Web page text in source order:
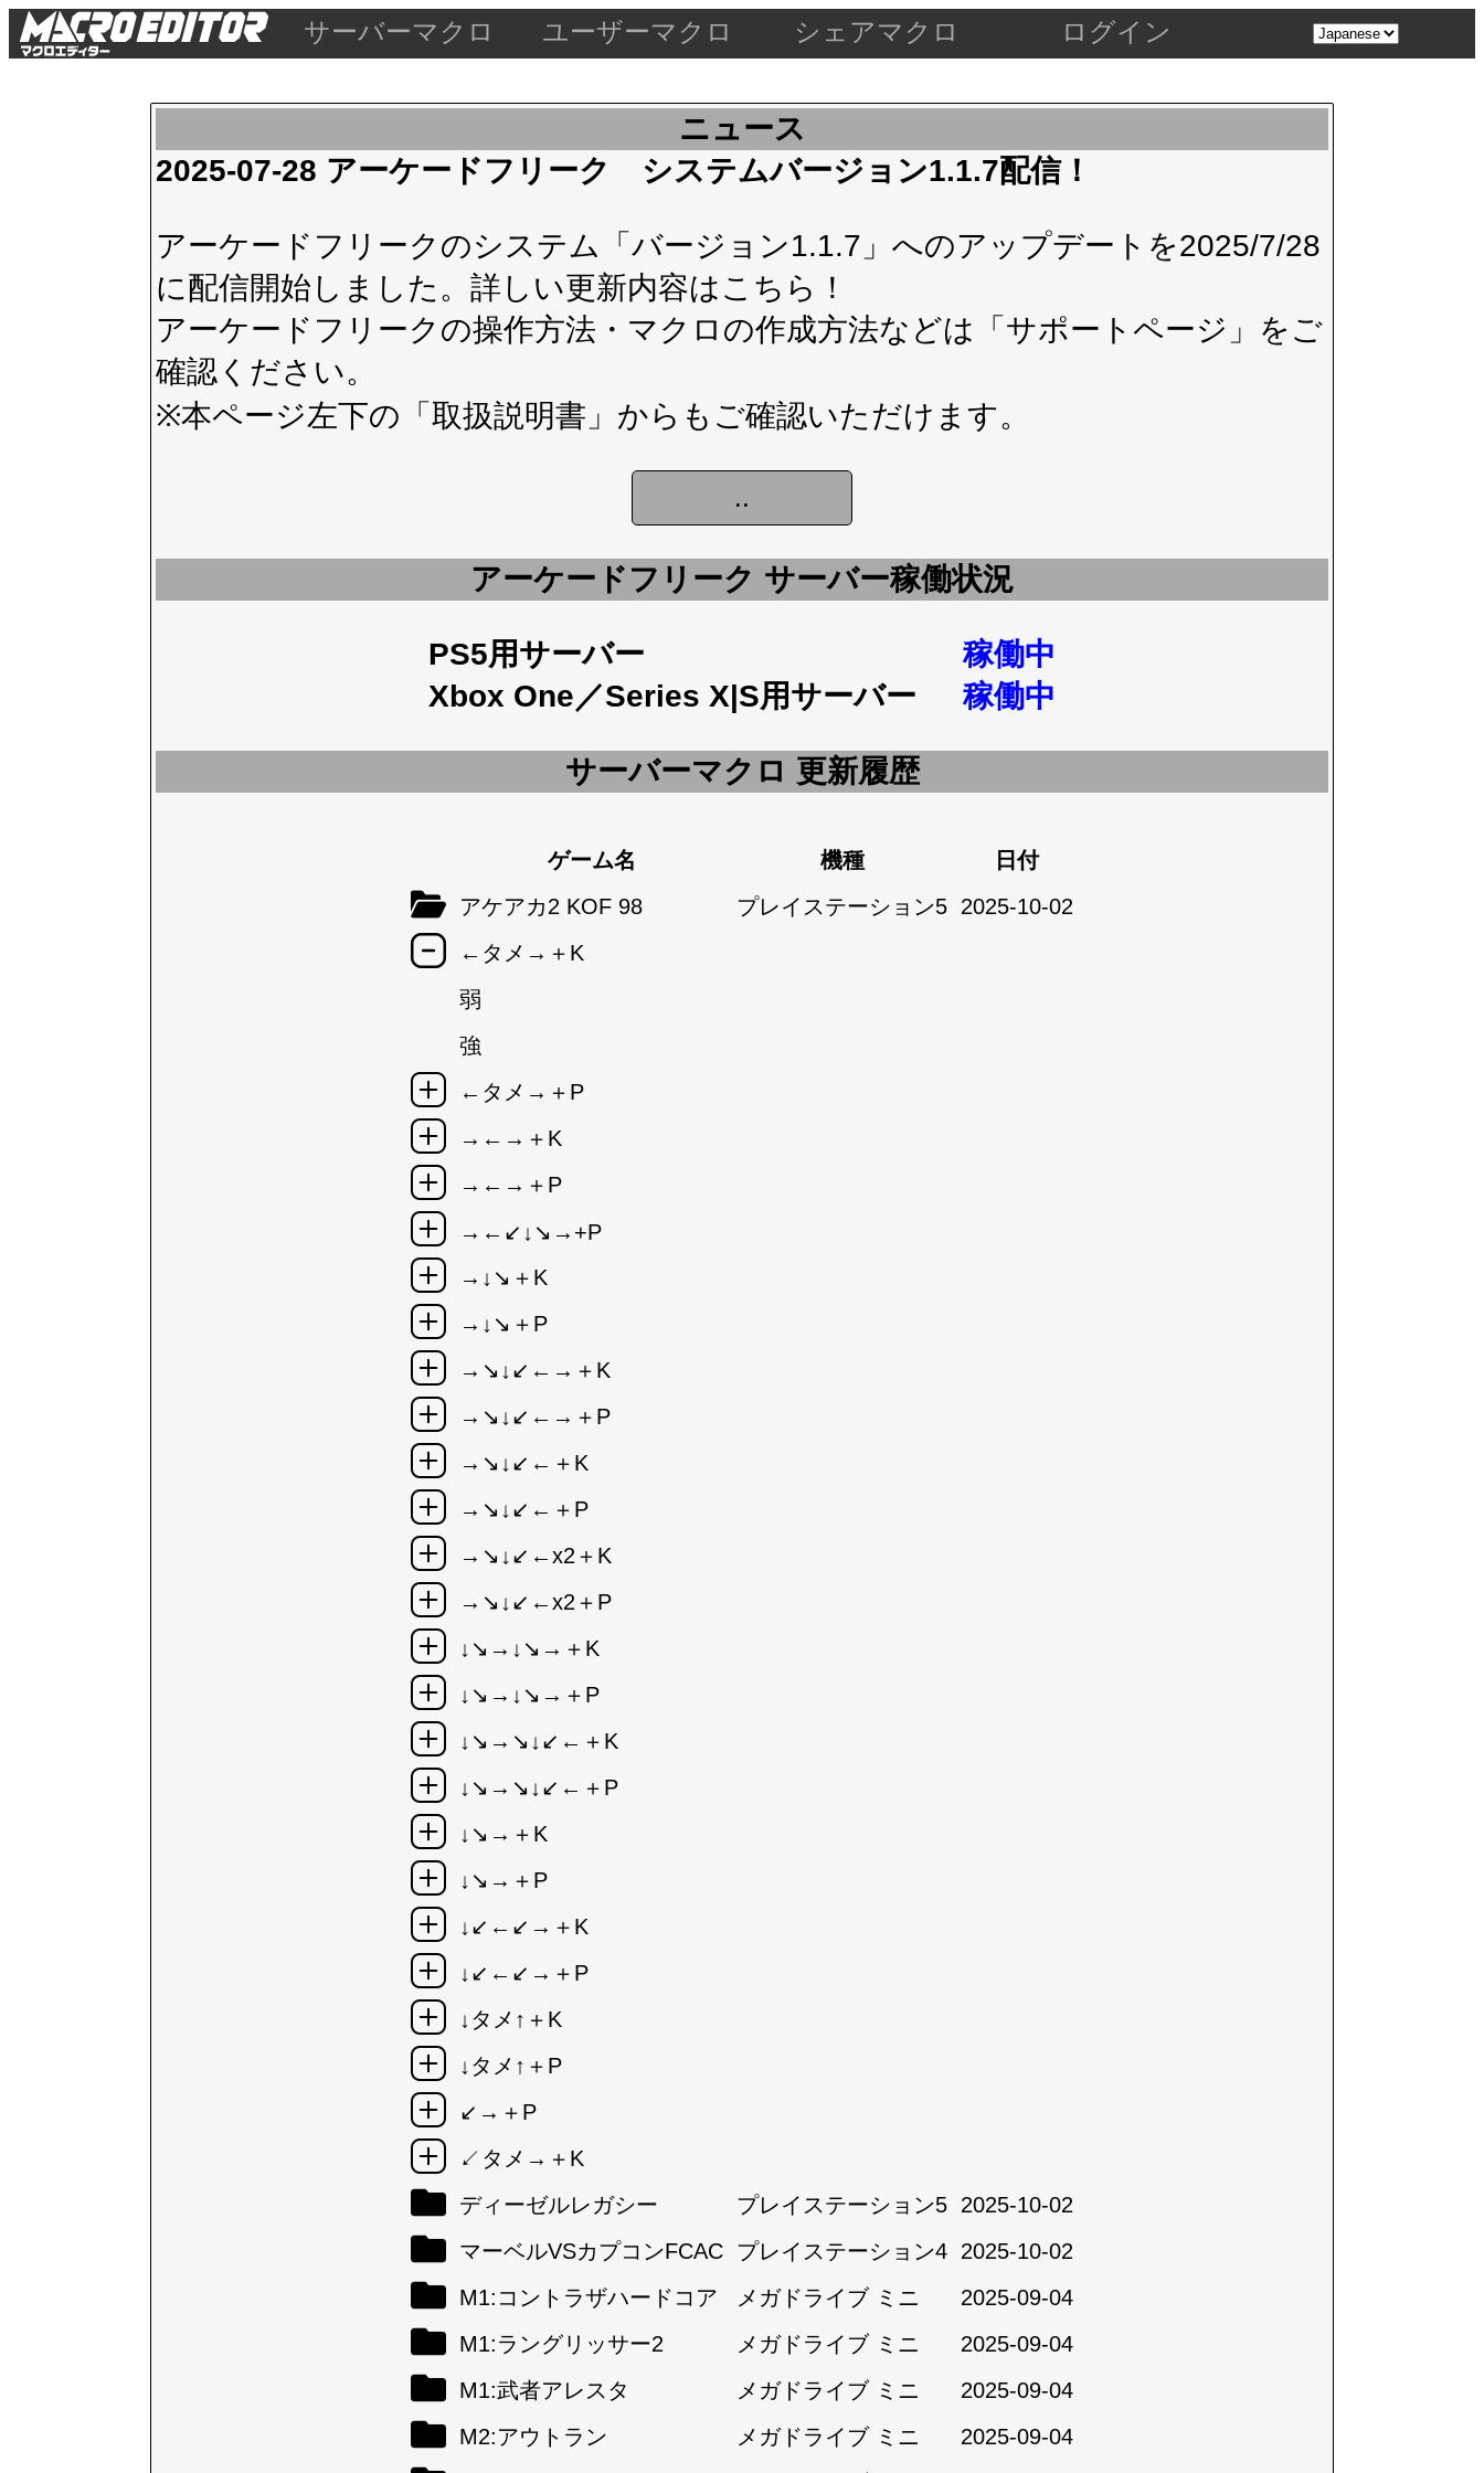
サーバーマクロ ユーザーマクロ シェアマクロ ログイン
ニュース
2025-07-28 アーケードフリーク システムバージョン1.1.7配信！
アーケードフリークのシステム「バージョン1.1.7」へのアップデートを2025/7/28
に配信開始しました。詳しい更新内容はこちら！
アーケードフリークの操作方法・マクロの作成方法などは 「サポートページ」 をご
確認ください。
※本ページ左下の 「取扱説明書」 からもご確認いただけます。
アーケードフリーク サーバー稼働状況
PS5用サーバー
稼働中
Xbox One／Series X|S用サーバー
稼働中
サーバーマクロ 更新履歴
ゲーム名 機種
日付
アケアカ2 KOF 98
プレイステーション5 2025-10-02
←タメ→＋K
弱
強
←タメ→＋P
→←→＋K
→←→＋P
→←↙↓↘→+P
→↓↘＋K
→↓↘＋P
→↘↓↙←→＋K
→↘↓↙←→＋P
→↘↓↙←＋K
→↘↓↙←＋P
→↘↓↙←x2＋K
→↘↓↙←x2＋P
↓↘→↓↘→＋K
↓↘→↓↘→＋P
↓↘→↘↓↙←＋K
↓↘→↘↓↙←＋P
↓↘→＋K
↓↘→＋P
↓↙←↙→＋K
↓↙←↙→＋P
↓タメ↑＋K
↓タメ↑＋P
↙→＋P
↙タメ→＋K
ディーゼルレガシー
プレイステーション5 2025-10-02
マーベルVSカプコンFCAC プレイステーション4 2025-10-02
M1:コントラザハードコア
メガドライブ ミニ
2025-09-04
M1:ラングリッサー2
メガドライブ ミニ
2025-09-04
M1:武者アレスタ
メガドライブ ミニ
2025-09-04
M2:アウトラン
メガドライブ ミニ
2025-09-04